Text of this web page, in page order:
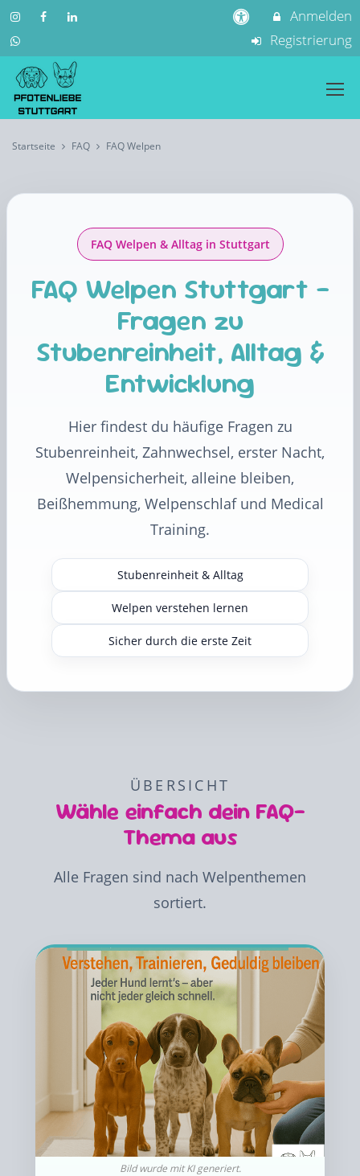
Anmelden
Registrierung
Startseite FAQ FAQ Welpen
FAQ Welpen & Alltag in Stuttgart
FAQ Welpen Stuttgart –
Fragen zu
Stubenreinheit, Alltag &
Entwicklung
Hier findest du häufige Fragen zu
Stubenreinheit, Zahnwechsel, erster Nacht,
Welpensicherheit, alleine bleiben,
Beißhemmung, Welpenschlaf und Medical
Training.
Stubenreinheit & Alltag
Welpen verstehen lernen
Sicher durch die erste Zeit
ÜBERSICHT
Wähle einfach dein FAQ-
Thema aus
Alle Fragen sind nach Welpenthemen
sortiert.